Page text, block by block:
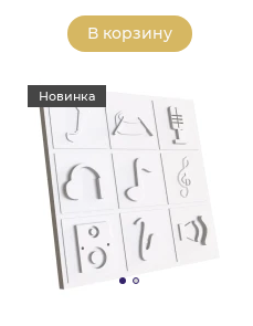
В корзину
Новинка